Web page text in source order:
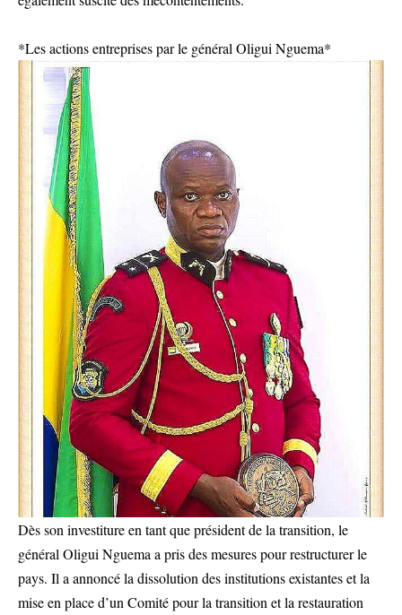
*Les actions entreprises par le général Oligui Nguema*
Dès son investiture en tant que président de la transition, le
général Oligui Nguema a pris des mesures pour restructurer le
pays. Il a annoncé la dissolution des institutions existantes et la
mise en place d’un Comité pour la transition et la restauration